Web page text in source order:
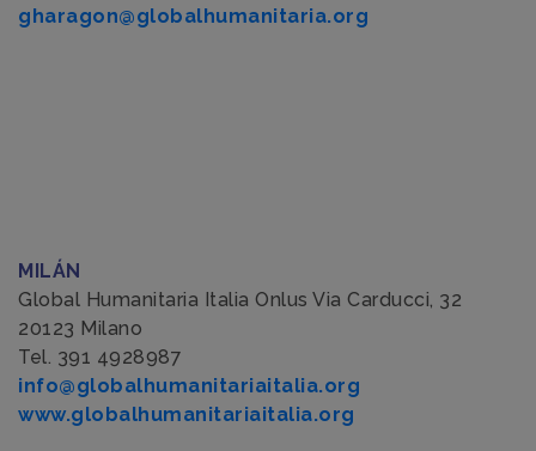
gharagon@globalhumanitaria.org
MILÁN
Global Humanitaria Italia Onlus Via Carducci, 32
20123 Milano
Tel. 391 4928987
info@globalhumanitariaitalia.org
www.globalhumanitariaitalia.org